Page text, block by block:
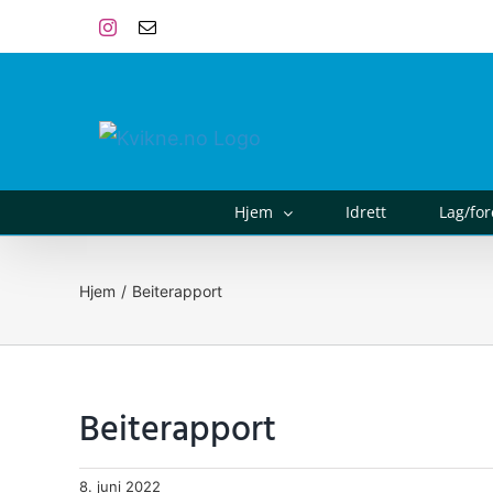
to
Instagram
E-
Hjem Idrett Lag/
Hjem Beiterapport
Beiterapport
8. juni 2022